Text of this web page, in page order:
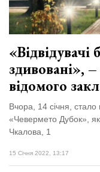
здивовані»,
відомого
Вчора, 14 січня, стало
«Чевермето Дубок»,
Чкалова, 1
15 Січня 2022, 13:17